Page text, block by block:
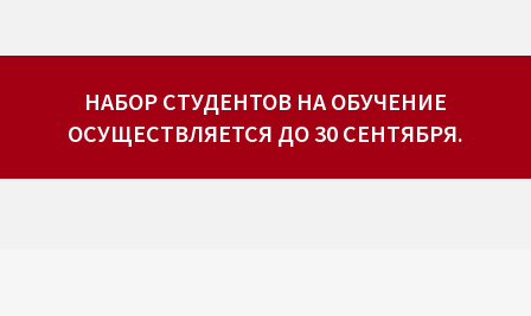
НАБОР СТУДЕНТОВ НА ОБУЧЕНИЕ
ОСУЩЕСТВЛЯЕТСЯ ДО 30 СЕНТЯБРЯ.